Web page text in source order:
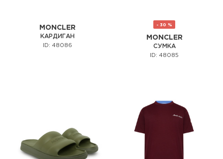
MONCLER
КАРДИГАН
ID: 48086
- 30 %
MONCLER
СУМКА
ID: 48085